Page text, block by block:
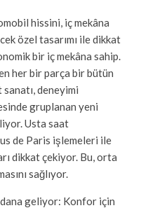
hissini, iç mekâna
özel tasarımı ile dikkat
bir iç mekâna sahip.
her bir parça bir bütün
deneyimi
gruplanan yeni
Usta saat
de Paris işlemeleri ile
dikkat çekiyor. Bu, orta
sağlıyor.
geliyor: Konfor için